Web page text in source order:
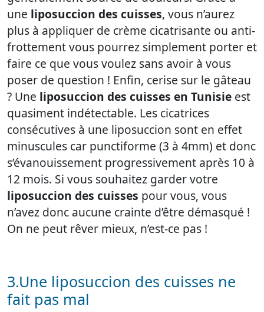
une liposuccion des cuisses, vous n’aurez
plus à appliquer de crème cicatrisante ou anti-
frottement vous pourrez simplement porter et
faire ce que vous voulez sans avoir à vous
poser de question ! Enfin, cerise sur le gâteau
? Une liposuccion des cuisses en Tunisie est
quasiment indétectable. Les cicatrices
consécutives à une liposuccion sont en effet
minuscules car punctiforme (3 à 4mm) et donc
s’évanouissement progressivement après 10 à
12 mois. Si vous souhaitez garder votre
liposuccion des cuisses pour vous, vous
n’avez donc aucune crainte d’être démasqué !
On ne peut rêver mieux, n’est-ce pas !
3.Une liposuccion des cuisses ne
fait pas mal